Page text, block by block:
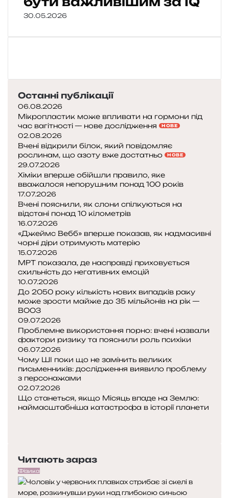
30.05.2026
Останні публікації
06.08.2026
Мікропластик може впливати на гормони під
час вагітності — нове дослідження
НОВЕ
02.08.2026
Вчені відкрили білок, який повідомляє
рослинам, що азоту вже достатньо
НОВЕ
29.07.2026
Хіміки вперше обійшли правило, яке
вважалося непорушним понад 100 років
17.07.2026
Вчені пояснили, як слони спілкуються на
відстані понад 10 кілометрів
16.07.2026
«Джеймс Вебб» вперше показав, як надмасивні
чорні діри отримують матерію
15.07.2026
МРТ показала, де насправді приховується
схильність до негативних емоцій
10.07.2026
До 2050 року кількість нових випадків раку
може зрости майже до 35 мільйонів на рік —
ВООЗ
09.07.2026
Проблемне використання порно: вчені назвали
фактори ризику та пояснили роль психіки
06.07.2026
Чому ШІ поки що не замінить великих
письменників: дослідження виявило проблему
з персонажами
02.07.2026
Що станеться, якщо Місяць впаде на Землю:
наймасштабніша катастрофа в історії планети
Читають зараз
Фізика